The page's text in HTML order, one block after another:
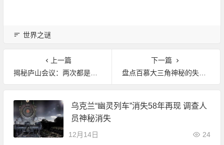
世界之谜
上一篇
揭秘庐山会议：两次都是中途变局和冗长的检讨
下一篇
盘点百慕大三角神秘的失踪事件
乌克兰“幽灵列车”消失58年再现 调查人
员神秘消失
12月14日 24